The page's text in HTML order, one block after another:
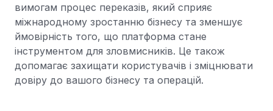
вимогам процес переказів, який сприяє
міжнародному зростанню бізнесу та зменшує
ймовірність того, що платформа стане
інструментом для зловмисників. Це також
допомагає захищати користувачів і зміцнювати
довіру до вашого бізнесу та операцій.